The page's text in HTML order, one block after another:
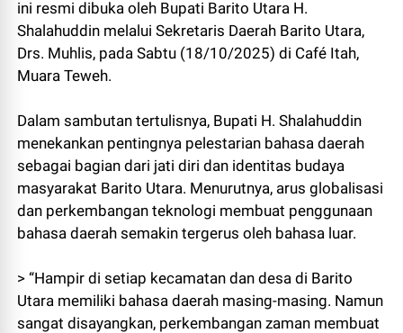
ini resmi dibuka oleh Bupati Barito Utara H.
Shalahuddin melalui Sekretaris Daerah Barito Utara,
Drs. Muhlis, pada Sabtu (18/10/2025) di Café Itah,
Muara Teweh.
Dalam sambutan tertulisnya, Bupati H. Shalahuddin
menekankan pentingnya pelestarian bahasa daerah
sebagai bagian dari jati diri dan identitas budaya
masyarakat Barito Utara. Menurutnya, arus globalisasi
dan perkembangan teknologi membuat penggunaan
bahasa daerah semakin tergerus oleh bahasa luar.
> “Hampir di setiap kecamatan dan desa di Barito
Utara memiliki bahasa daerah masing-masing. Namun
sangat disayangkan, perkembangan zaman membuat